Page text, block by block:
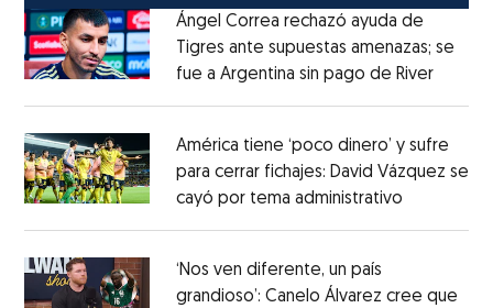
Ángel Correa rechazó ayuda de
Tigres ante supuestas amenazas; se
fue a Argentina sin pago de RiverOpens
América tiene ‘poco dinero’ y sufre
para cerrar fichajes: David Vázquez se
cayó por tema administrativo
‘Nos ven diferente, un país
grandioso’: Canelo Álvarez cree que